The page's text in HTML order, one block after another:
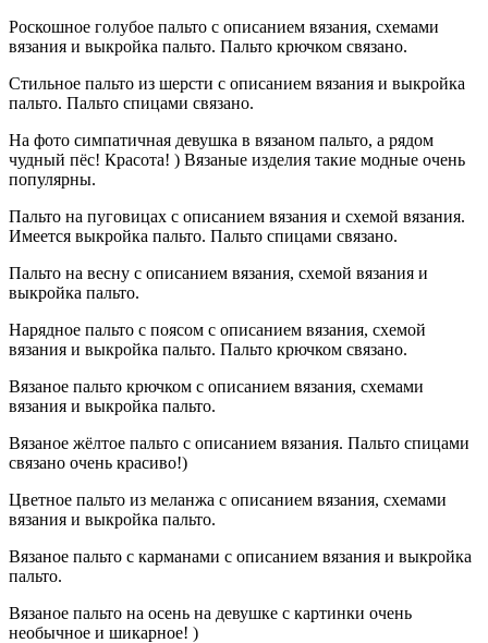
Роскошное голубое пальто с описанием вязания, схемами
вязания и выкройка пальто. Пальто крючком связано.
Стильное пальто из шерсти с описанием вязания и выкройка
пальто. Пальто спицами связано.
На фото симпатичная девушка в вязаном пальто, а рядом
чудный пёс! Красота! ) Вязаные изделия такие модные очень
популярны.
Пальто на пуговицах с описанием вязания и схемой вязания.
Имеется выкройка пальто. Пальто спицами связано.
Пальто на весну с описанием вязания, схемой вязания и
выкройка пальто.
Нарядное пальто с поясом с описанием вязания, схемой
вязания и выкройка пальто. Пальто крючком связано.
Вязаное пальто крючком с описанием вязания, схемами
вязания и выкройка пальто.
Вязаное жёлтое пальто с описанием вязания. Пальто спицами
связано очень красиво!)
Цветное пальто из меланжа с описанием вязания, схемами
вязания и выкройка пальто.
Вязаное пальто с карманами с описанием вязания и выкройка
пальто.
Вязаное пальто на осень на девушке с картинки очень
необычное и шикарное! )